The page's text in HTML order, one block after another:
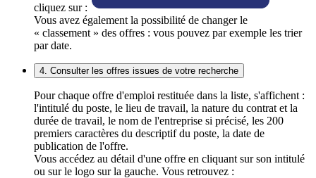
cliquez sur :
Vous avez également la possibilité de changer le
« classement » des offres : vous pouvez par exemple les trier
par date.
4. Consulter les offres issues de votre recherche
Pour chaque offre d'emploi restituée dans la liste, s'affichent :
l'intitulé du poste, le lieu de travail, la nature du contrat et la
durée de travail, le nom de l'entreprise si précisé, les 200
premiers caractères du descriptif du poste, la date de
publication de l'offre.
Vous accédez au détail d'une offre en cliquant sur son intitulé
ou sur le logo sur la gauche. Vous retrouvez :